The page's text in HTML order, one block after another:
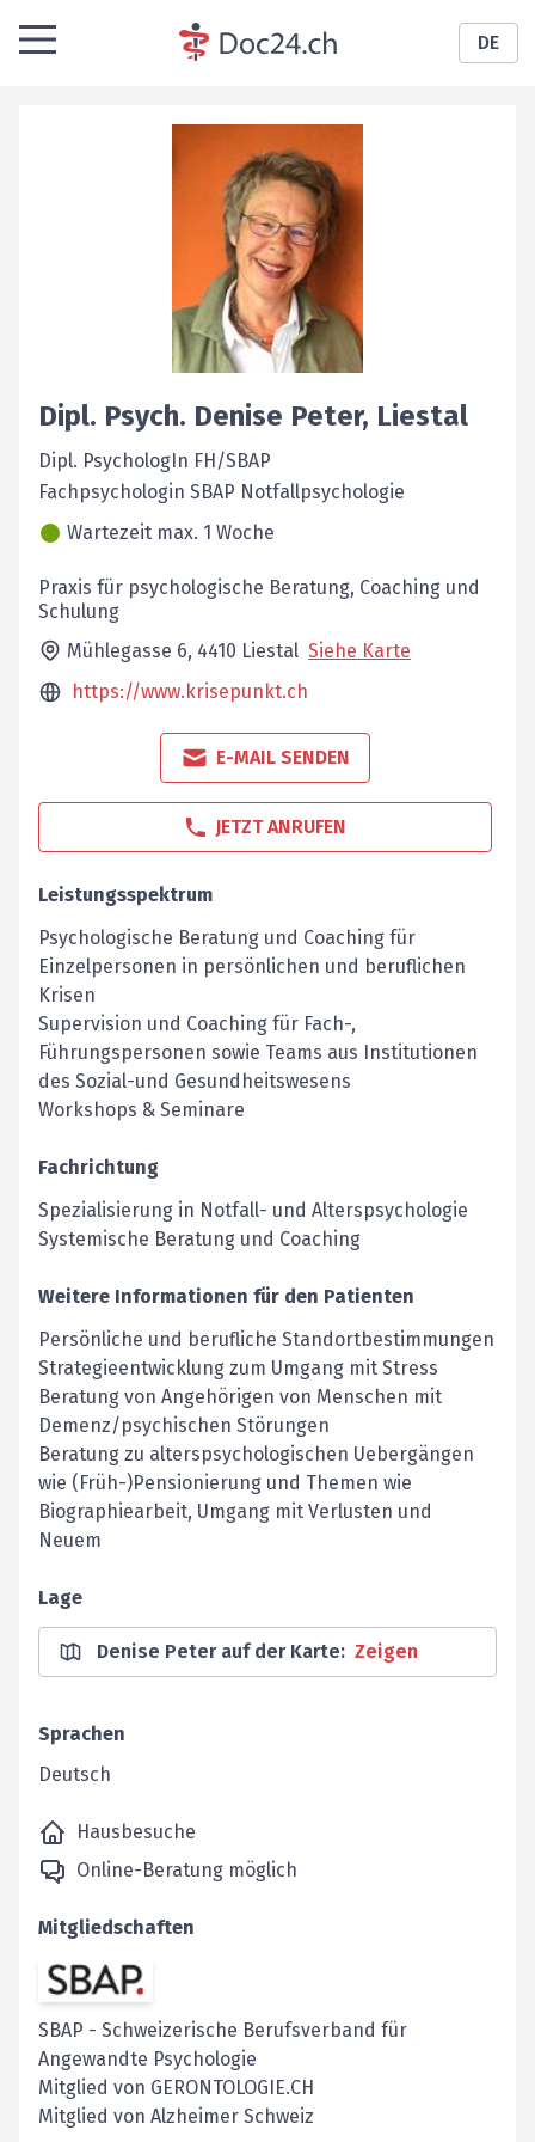
DE
Dipl. Psych. Denise Peter, Liestal
Dipl. PsychologIn FH/SBAP
Fachpsychologin SBAP Notfallpsychologie
Wartezeit max. 1 Woche
Praxis für psychologische Beratung, Coaching und
Schulung
Mühlegasse 6, 4410 Liestal Siehe Karte
https://www.krisepunkt.ch
E-MAIL SENDEN
JETZT ANRUFEN
Leistungsspektrum
Psychologische Beratung und Coaching für
Einzelpersonen in persönlichen und beruflichen
Krisen
Supervision und Coaching für Fach-,
Führungspersonen sowie Teams aus Institutionen
des Sozial-und Gesundheitswesens
Workshops & Seminare
Fachrichtung
Spezialisierung in Notfall- und Alterspsychologie
Systemische Beratung und Coaching
Weitere Informationen für den Patienten
Persönliche und berufliche Standortbestimmungen
Strategieentwicklung zum Umgang mit Stress
Beratung von Angehörigen von Menschen mit
Demenz/psychischen Störungen
Beratung zu alterspsychologischen Uebergängen
wie (Früh-)Pensionierung und Themen wie
Biographiearbeit, Umgang mit Verlusten und
Neuem
Lage
Denise Peter auf der Karte: Zeigen
Sprachen
Deutsch
Hausbesuche
Online-Beratung möglich
Mitgliedschaften
SBAP - Schweizerische Berufsverband für
Angewandte Psychologie
Mitglied von GERONTOLOGIE.CH
Mitglied von Alzheimer Schweiz